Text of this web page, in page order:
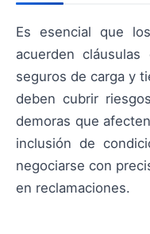
Es esencial que
acuerden cláusulas
seguros de carga y
deben cubrir
demoras que
inclusión de
negociarse con
en reclamaciones.